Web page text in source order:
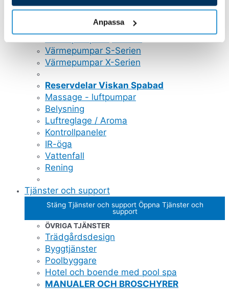
Anpassa
GULLBERG JANSSON VÄRMEPUMPAR
Värmepumpar Q-Serien Inverter
Värmepumpar S-Serien
Värmepumpar X-Serien
Reservdelar Viskan Spabad
Massage - luftpumpar
Belysning
Luftreglage / Aroma
Kontrollpaneler
IR-öga
Vattenfall
Rening
Tjänster och support
Stäng Tjänster och support Öppna Tjänster och
support
ÖVRIGA TJÄNSTER
Trädgårdsdesign
Byggtjänster
Poolbyggare
Hotel och boende med pool spa
MANUALER OCH BROSCHYRER